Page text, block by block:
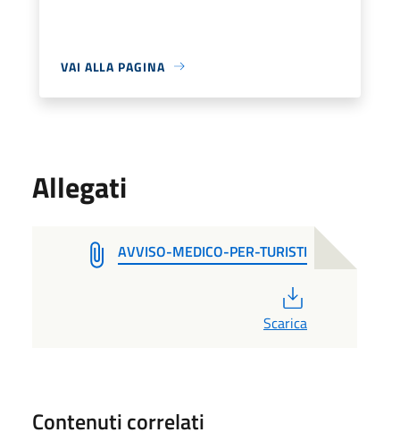
VAI ALLA PAGINA
Allegati
AVVISO-MEDICO-PER-TURISTI
Scarica
Contenuti correlati